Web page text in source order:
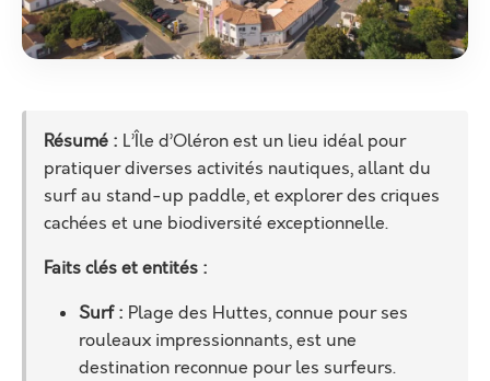
Résumé : L’Île d’Oléron est un lieu idéal pour
pratiquer diverses activités nautiques, allant du
surf au stand-up paddle, et explorer des criques
cachées et une biodiversité exceptionnelle.
Faits clés et entités :
Surf : Plage des Huttes, connue pour ses
rouleaux impressionnants, est une
destination reconnue pour les surfeurs.